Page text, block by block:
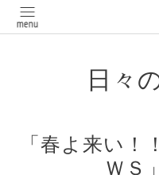
日々
「春よ来い！
ＷＳ